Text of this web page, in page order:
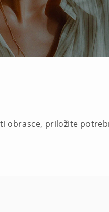
obrasce, priložite